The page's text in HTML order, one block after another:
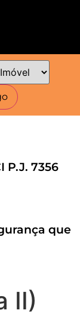
P.J. 7356
que
II)